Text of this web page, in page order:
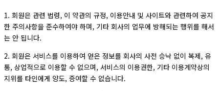
1. 회원은 관련 법령, 이 약관의 규정, 이용안내 및 사이트와 관련하여 공지
한 주의사항을 준수하여야 하며, 기타 회사의 업무에 방해되는 행위를 해서
는 안 됩니다.
2. 회원은 서비스를 이용하여 얻은 정보를 회사의 사전 승낙 없이 복제, 유
통, 상업적으로 이용할 수 없으며, 서비스의 이용권한, 기타 이용계약상의
지위를 타인에게 양도, 증여할 수 없습니다.